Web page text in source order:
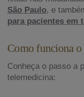
São Paulo, e
para pacientes em
Como funciona o
Conheça o passo a
telemedicina: